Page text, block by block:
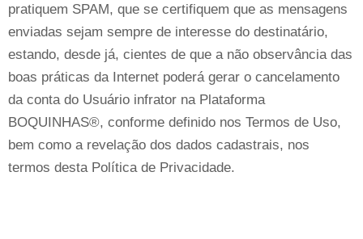
pratiquem SPAM, que se certifiquem que as mensagens
enviadas sejam sempre de interesse do destinatário,
estando, desde já, cientes de que a não observância das
boas práticas da Internet poderá gerar o cancelamento
da conta do Usuário infrator na Plataforma
BOQUINHAS®, conforme definido nos Termos de Uso,
bem como a revelação dos dados cadastrais, nos
termos desta Política de Privacidade.